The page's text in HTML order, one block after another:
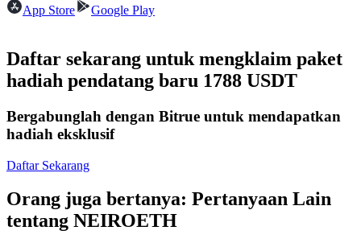
Menjadi Pedagang Salinan
Informasi
Analisis data besar termasuk info perdagangan, dll.
App Store
Google Play
Daftar sekarang untuk mengklaim paket
hadiah pendatang baru 1788 USDT
Bergabunglah dengan Bitrue untuk mendapatkan
hadiah eksklusif
Daftar Sekarang
Orang juga bertanya: Pertanyaan Lain
tentang NEIROETH